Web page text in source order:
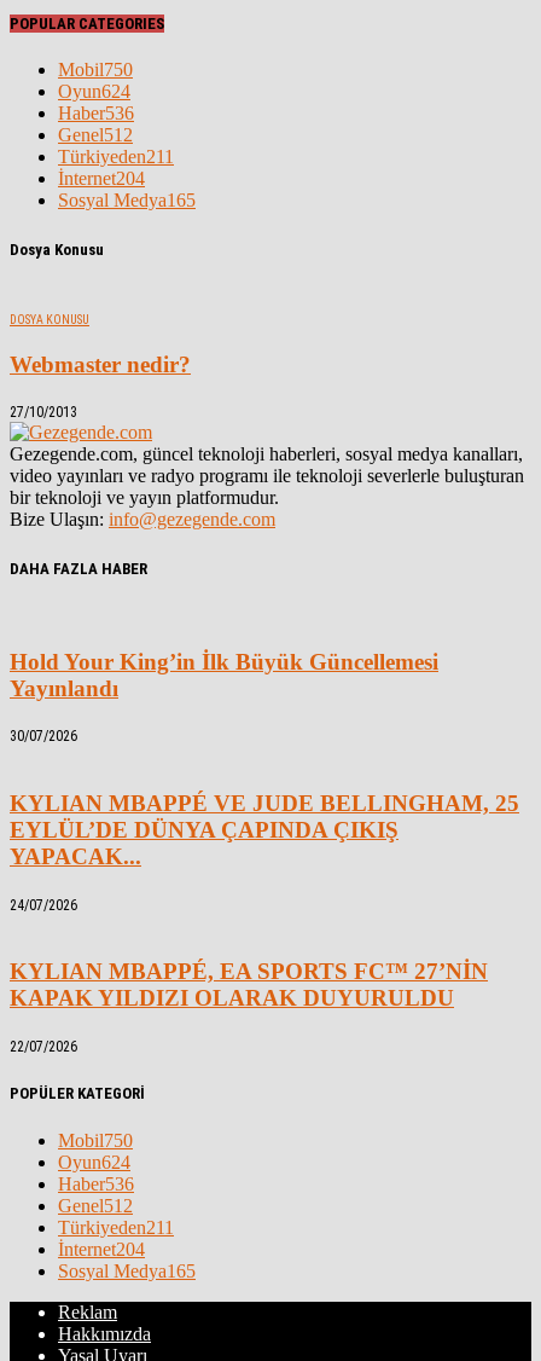
POPULAR CATEGORIES
Mobil750
Oyun624
Haber536
Genel512
Türkiyeden211
İnternet204
Sosyal Medya165
Dosya Konusu
DOSYA KONUSU
Webmaster nedir?
27/10/2013
Gezegende.com, güncel teknoloji haberleri, sosyal medya kanalları,
video yayınları ve radyo programı ile teknoloji severlerle buluşturan
bir teknoloji ve yayın platformudur.
Bize Ulaşın: info@gezegende.com
DAHA FAZLA HABER
Hold Your King’in İlk Büyük Güncellemesi
Yayınlandı
30/07/2026
KYLIAN MBAPPÉ VE JUDE BELLINGHAM, 25
EYLÜL’DE DÜNYA ÇAPINDA ÇIKIŞ
YAPACAK...
24/07/2026
KYLIAN MBAPPÉ, EA SPORTS FC™ 27’NİN
KAPAK YILDIZI OLARAK DUYURULDU
22/07/2026
POPÜLER KATEGORİ
Mobil750
Oyun624
Haber536
Genel512
Türkiyeden211
İnternet204
Sosyal Medya165
Reklam
Hakkımızda
Yasal Uyarı